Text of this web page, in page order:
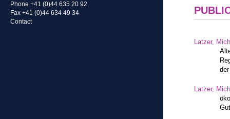
Phone +41 (0)44 635 20 92
Fax +41 (0)44 634 49 34
Contact
Latzer,
Latzer,